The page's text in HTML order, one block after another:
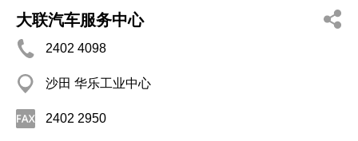
大联汽车服务中心
2402 4098
沙田 华乐工业中心
2402 2950